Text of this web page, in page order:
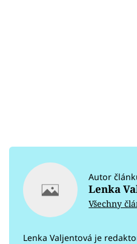
Autor
Lenka
Všechny
Lenka Valjentová je